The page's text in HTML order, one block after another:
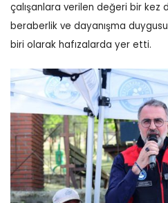
çalışanlara verilen değeri bir kez
beraberlik ve dayanışma
biri olarak hafızalarda yer etti.